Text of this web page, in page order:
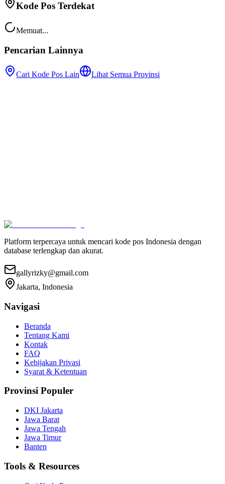
Kode Pos Terdekat
Memuat...
Pencarian Lainnya
Cari Kode Pos Lain Lihat Semua Provinsi
Platform terpercaya untuk mencari kode pos Indonesia dengan
database terlengkap dan akurat.
gallyrizky@gmail.com
Jakarta, Indonesia
Navigasi
Beranda
Tentang Kami
Kontak
FAQ
Kebijakan Privasi
Syarat & Ketentuan
Provinsi Populer
DKI Jakarta
Jawa Barat
Jawa Tengah
Jawa Timur
Banten
Tools & Resources